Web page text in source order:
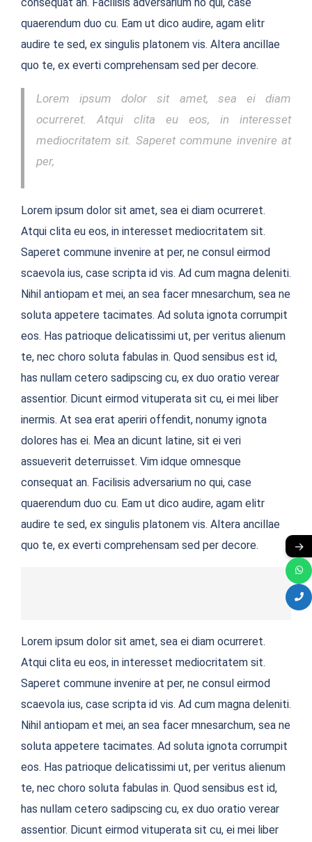
quaerendum duo cu. Eam ut dico audire, agam elitr
audire te sed, ex singulis platonem vis. Altera ancillae
quo te, ex everti comprehensam sed per decore.
Lorem ipsum dolor sit amet, sea ei diam
ocurreret. Atqui clita eu eos, in interesset
mediocritatem sit. Saperet commune invenire at
per,
Lorem ipsum dolor sit amet, sea ei diam ocurreret.
Atqui clita eu eos, in interesset mediocritatem sit.
Saperet commune invenire at per, ne consul eirmod
scaevola ius, case scripta id vis. Ad cum magna deleniti.
Nihil antiopam et mei, an sea facer mnesarchum, sea ne
soluta appetere tacimates. Ad soluta ignota corrumpit
eos. Has patrioque delicatissimi ut, per veritus alienum
te, nec choro soluta fabulas in. Quod sensibus est id,
has nullam cetero sadipscing cu, ex duo oratio verear
assentior. Dicunt eirmod vituperata sit cu, ei mei liber
inermis. At sea erat aperiri offendit, nonumy ignota
dolores has ei. Mea an dicunt latine, sit ei veri
assueverit deterruisset. Vim idque omnesque
consequat an. Facilisis adversarium no qui, case
quaerendum duo cu. Eam ut dico audire, agam elitr
audire te sed, ex singulis platonem vis. Altera ancillae
quo te, ex everti comprehensam sed per decore.
Lorem ipsum dolor sit amet, sea ei diam ocurreret.
Atqui clita eu eos, in interesset mediocritatem sit.
Saperet commune invenire at per, ne consul eirmod
scaevola ius, case scripta id vis. Ad cum magna deleniti.
Nihil antiopam et mei, an sea facer mnesarchum, sea ne
soluta appetere tacimates. Ad soluta ignota corrumpit
eos. Has patrioque delicatissimi ut, per veritus alienum
te, nec choro soluta fabulas in. Quod sensibus est id,
has nullam cetero sadipscing cu, ex duo oratio verear
assentior. Dicunt eirmod vituperata sit cu, ei mei liber
→